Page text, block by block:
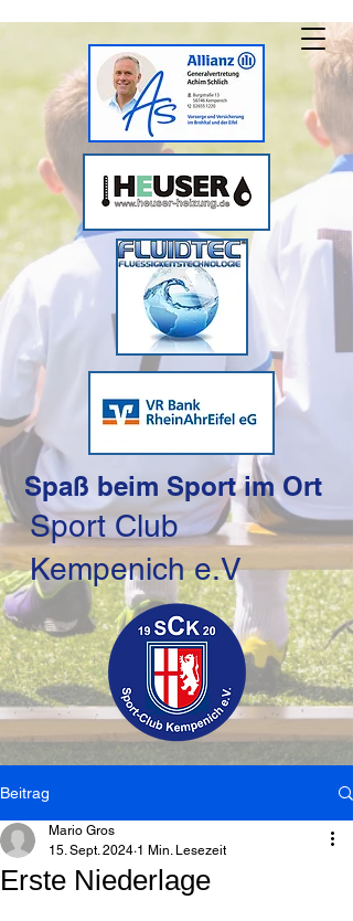
Spaß beim Sport im Ort
Sport Club
Kempenich e.V
Beitrag
Erste Niederlage
Mario Gros
15. Sept. 2024 1 Min. Lesezeit